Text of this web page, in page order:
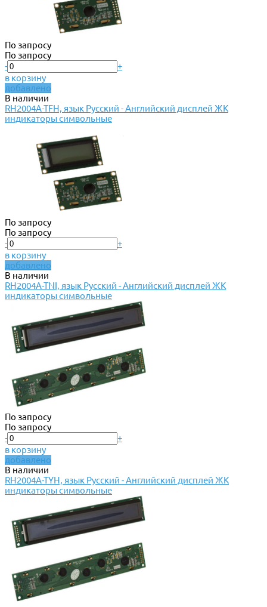
По запросу
По запросу
-
+
в корзину
добавлено
В наличии
RH2004A-TFH, язык Русский - Английский дисплей ЖК
индикаторы символьные
По запросу
По запросу
-
+
в корзину
добавлено
В наличии
RH2004A-TNI, язык Русский - Английский дисплей ЖК
индикаторы символьные
По запросу
По запросу
-
+
в корзину
добавлено
В наличии
RH2004A-TYH, язык Русский - Английский дисплей ЖК
индикаторы символьные